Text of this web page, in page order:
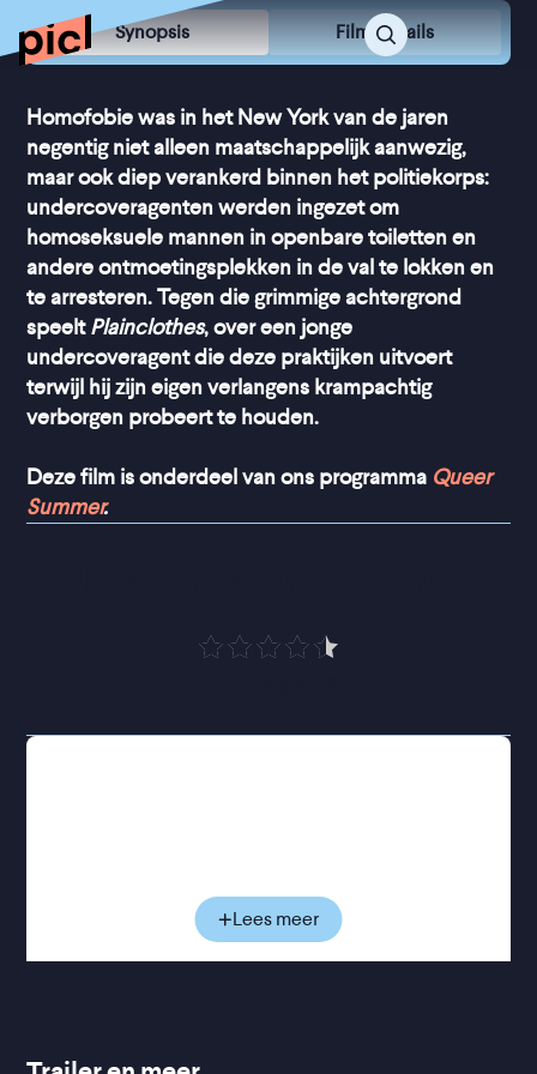
Synopsis Film Details
Homofobie was in het New York van de jaren
negentig niet alleen maatschappelijk aanwezig,
maar ook diep verankerd binnen het politiekorps:
undercoveragenten werden ingezet om
homoseksuele mannen in openbare toiletten en
andere ontmoetingsplekken in de val te lokken en
te arresteren. Tegen die grimmige achtergrond
speelt Plainclothes, over een jonge
undercoveragent die deze praktijken uitvoert
terwijl hij zijn eigen verlangens krampachtig
verborgen probeert te houden.
Deze film is onderdeel van ons programma Queer
Summer.
Lucas Brennan werkt als jonge undercoveragent
worstelt met zijn eigen homoseksualiteit. Wanneer
hij Andrew ontmoet - het volgende doelwit in een
politiedossier - lijkt het eerst niet meer dan een
Lees meer